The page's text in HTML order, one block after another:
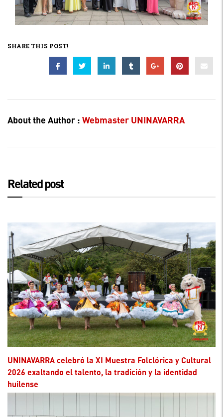
SHARE THIS POST!
About the Author : Webmaster UNINAVARRA
Related post
UNINAVARRA celebró la XI Muestra Folclórica y Cultural
2026 exaltando el talento, la tradición y la identidad
huilense